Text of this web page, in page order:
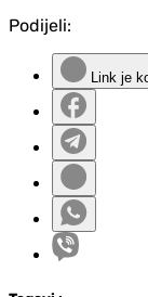
Podijeli:
Link je